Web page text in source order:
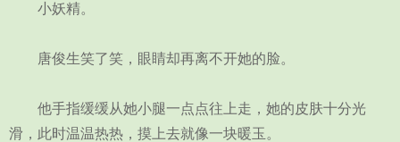
小妖精。
唐俊生笑了笑，眼睛却再离不开她的脸。
他手指缓缓从她小腿一点点往上走，她的皮肤十分光
滑，此时温温热热，摸上去就像一块暖玉。